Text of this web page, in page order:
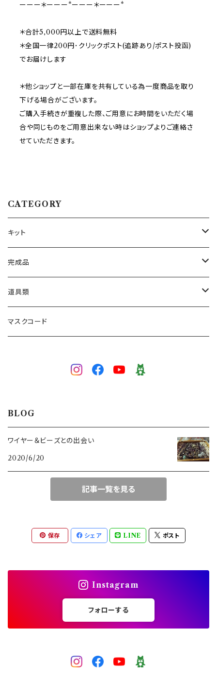
ーーー＊ーーー*ーーー＊ーーー*
＊合計5,000円以上で送料無料
＊全国一律200円･クリックポスト(追跡あり/ポスト投函)
でお届けします
＊他ショップと一部在庫を共有している為一度商品を取り
下げる場合がございます。
ご購入手続きが重複した際、ご用意にお時間をいただく場
合や同じものをご用意出来ない時はショップよりご連絡さ
せていただきます。
CATEGORY
キット
ネックレス
ブレスレット
ブローチ
白
イエロー
グリーン
黒
技法で選ぶ
ワイヤーワーク
スキルレベルで選ぶ（初級～上級）
完成品
ネックレス
ブレスレット
マスクコード
道具類
ワイヤー専用かぎ針
ペンチ･ニッパー
マスクコード
BLOG
ワイヤー＆ビーズとの出会い
2020/6/20
記事一覧を見る
保存 シェア LINE ポスト
Instagram
フォローする